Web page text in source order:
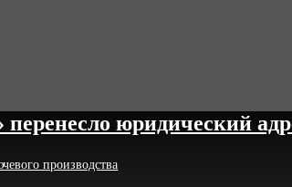
юридический
производства